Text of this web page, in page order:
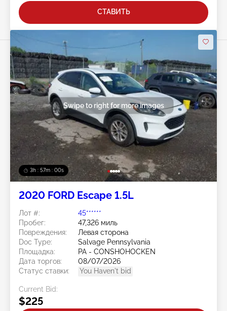
СТАВИТЬ
3h : 56m : 57s
Swipe to right for more images
2020 FORD Escape 1.5L
Лот #:
45******
Пробег:
47,326 миль
Повреждения:
Левая сторона
Doc Type:
Salvage Pennsylvania
Площадка:
PA - CONSHOHOCKEN
Дата торгов:
08/07/2026
Статус ставки:
You Haven't bid
Current Bid:
$225